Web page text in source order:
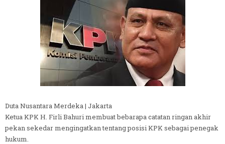
Duta Nusantara Merdeka | Jakarta
Ketua KPK H. Firli Bahuri membuat bebarapa catatan ringan akhir
pekan sekedar mengingatkan tentang posisi KPK sebagai penegak
hukum.